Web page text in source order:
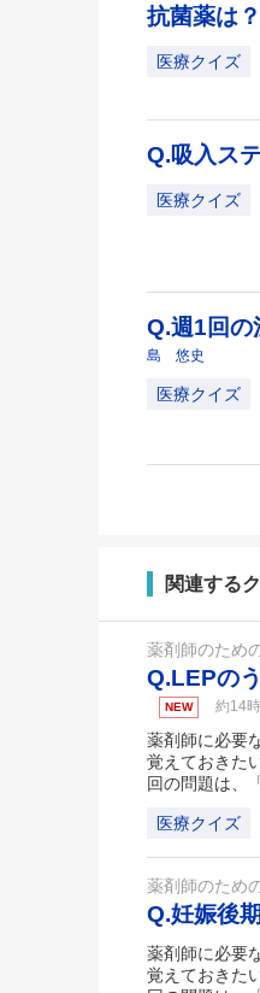
抗菌薬は？
医療クイズ
Q.吸入ス
医療クイズ
Q.週1回の
島 悠史
医療クイズ
関連する
薬剤師のため
Q.LEPの
NEW 約14
薬剤師に必要
覚えておきた
回の問題は、
医療クイズ
薬剤師のため
Q.妊娠後
薬剤師に必要
覚えておきた